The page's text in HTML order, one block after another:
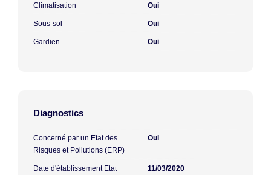
Climatisation Oui
Sous-sol Oui
Gardien Oui
Diagnostics
Concerné par un Etat des
Risques et Pollutions (ERP)
Oui
Date d'établissement Etat
11/03/2020